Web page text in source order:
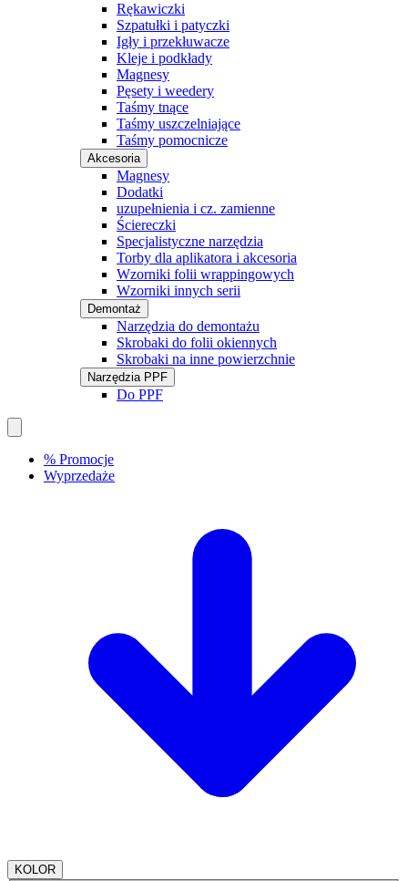
Rękawiczki
Szpatułki i patyczki
Igły i przekłuwacze
Kleje i podkłady
Magnesy
Pęsety i weedery
Taśmy tnące
Taśmy uszczelniające
Taśmy pomocnicze
Akcesoria
Magnesy
Dodatki
uzupełnienia i cz. zamienne
Ściereczki
Specjalistyczne narzędzia
Torby dla aplikatora i akcesoria
Wzorniki folii wrappingowych
Wzorniki innych serii
Demontaż
Narzędzia do demontażu
Skrobaki do folii okiennych
Skrobaki na inne powierzchnie
Narzędzia PPF
Do PPF
% Promocje
Wyprzedaże
KOLOR